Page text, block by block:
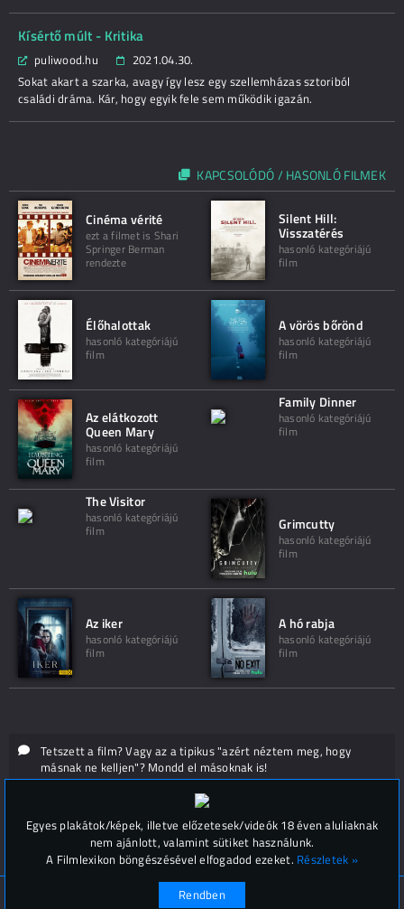
Kísértő múlt - Kritika
puliwood.hu
2021.04.30.
Sokat akart a szarka, avagy így lesz egy szellemházas sztoriból
családi dráma. Kár, hogy egyik fele sem működik igazán.
KAPCSOLÓDÓ / HASONLÓ FILMEK
Cinéma vérité
ezt a filmet is Shari
Springer Berman
rendezte
Silent Hill:
Visszatérés
hasonló kategóriájú
film
Élőhalottak
hasonló kategóriájú
film
A vörös bőrönd
hasonló kategóriájú
film
Az elátkozott
Queen Mary
hasonló kategóriájú
film
Family Dinner
hasonló kategóriájú
film
The Visitor
hasonló kategóriájú
film Grimcutty
hasonló kategóriájú
film
Az iker
hasonló kategóriájú
film
A hó rabja
hasonló kategóriájú
film
Tetszett a film? Vagy az a tipikus "azért néztem meg, hogy
másnak ne kelljen"? Mondd el másoknak is!
Hozzászólások (
© Filmlexikon 2019-2026
Kapcsolat, impresszum
Egyes plakátok/képek, illetve előzetesek/videók 18 éven aluliaknak
nem ajánlott, valamint sütiket használunk.
A Filmlexikon böngészésével elfogadod ezeket. Részletek »
Rendben